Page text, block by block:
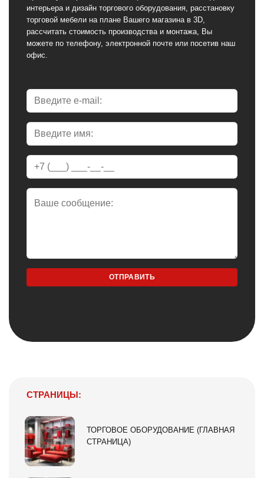
интерьера и дизайн торгового оборудования, расстановку
торговой мебели на плане Вашего магазина в 3D,
рассчитать стоимость производства и монтажа, Вы
можете по телефону, электронной почте или посетив наш
офис.
СТРАНИЦЫ:
ТОРГОВОЕ ОБОРУДОВАНИЕ (ГЛАВНАЯ
СТРАНИЦА)